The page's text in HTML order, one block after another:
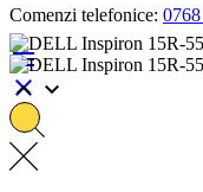
Comenzi telefonice:


 